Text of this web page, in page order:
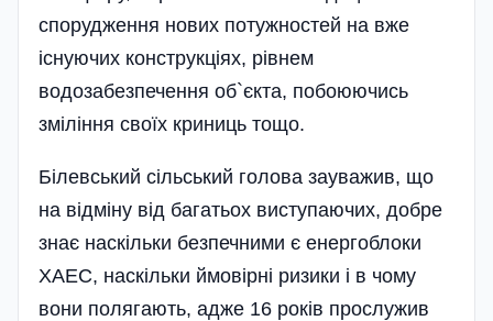
спорудження нових потужностей на вже
існуючих конструкціях, рівнем
водозабезпечення об`єкта, побоюючись
зміління своїх криниць тощо.
Білевський сільський голова зауважив, що
на відміну від бага­тьох виступаючих, добре
знає наскільки безпечними є енергоблоки
ХАЕС, наскільки ймовірні ризики і в чому
вони полягають, адже 16 років прослужив